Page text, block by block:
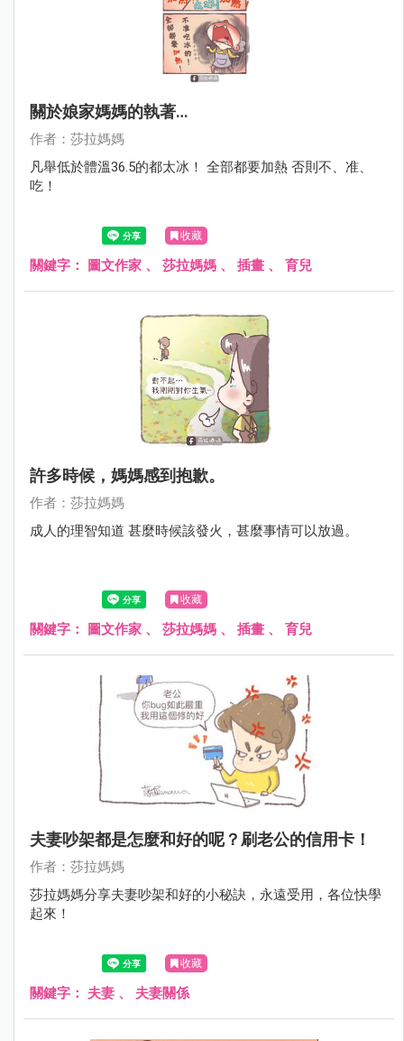
關於娘家媽媽的執著…
作者：莎拉媽媽
凡舉低於體溫36.5的都太冰！ 全部都要加熱 否則不、准、
吃！
收藏
關鍵字： 圖文作家 、 莎拉媽媽 、 插畫 、 育兒
許多時候，媽媽感到抱歉。
作者：莎拉媽媽
成人的理智知道 甚麼時候該發火，甚麼事情可以放過。
收藏
關鍵字： 圖文作家 、 莎拉媽媽 、 插畫 、 育兒
夫妻吵架都是怎麼和好的呢？刷老公的信用卡！
作者：莎拉媽媽
莎拉媽媽分享夫妻吵架和好的小秘訣，永遠受用，各位快學
起來！
收藏
關鍵字： 夫妻 、 夫妻關係